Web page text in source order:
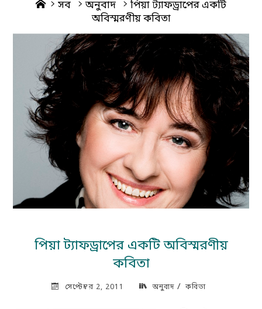
Home
সব অনুবাদ
পিয়া ট্যাফড্রাপের একটি
অবিস্মরণীয় কবিতা
পিয়া ট্যাফড্রাপের একটি অবিস্মরণীয়
কবিতা
সেপ্টেম্বর 2, 2011 অনুবাদ/ কবিতা